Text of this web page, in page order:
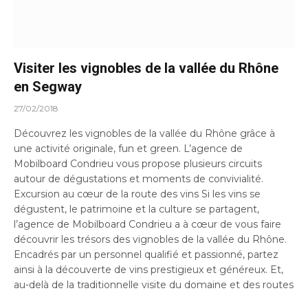
Visiter les vignobles de la vallée du Rhône
en Segway
27/02/2018
Découvrez les vignobles de la vallée du Rhône grâce à
une activité originale, fun et green. L’agence de
Mobilboard Condrieu vous propose plusieurs circuits
autour de dégustations et moments de convivialité.
Excursion au cœur de la route des vins Si les vins se
dégustent, le patrimoine et la culture se partagent,
l’agence de Mobilboard Condrieu a à cœur de vous faire
découvrir les trésors des vignobles de la vallée du Rhône.
Encadrés par un personnel qualifié et passionné, partez
ainsi à la découverte de vins prestigieux et généreux. Et,
au-delà de la traditionnelle visite du domaine et des routes